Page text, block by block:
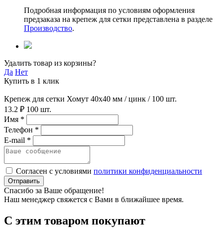
Подробная информация по условиям оформления
предзаказа на крепеж для сетки представлена в разделе
Производство.
Удалить товар из корзины?
Да Нет
Купить в 1 клик
Крепеж для сетки Хомут 40х40 мм / цинк / 100 шт.
13.2 ₽ 100 шт.
Имя *
Телефон *
E-mail *
Согласен с условиями политики конфиденциальности
Отправить
Спасибо за Ваше обращение!
Наш менеджер свяжется с Вами в ближайшее время.
С этим товаром покупают